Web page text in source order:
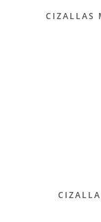
CIZALLAS